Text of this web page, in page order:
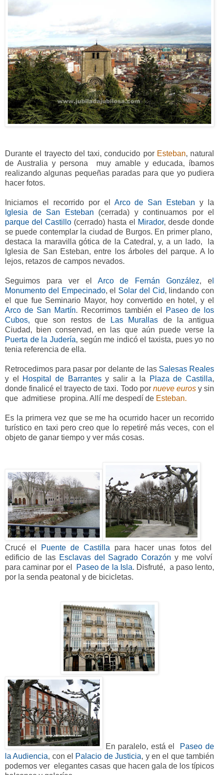
Durante el trayecto del taxi, conducido por Esteban, natural
de Australia y persona muy amable y educada, íbamos
realizando algunas pequeñas paradas para que yo pudiera
hacer fotos.
Iniciamos el recorrido por el Arco de San Esteban y
la
Iglesia de San Esteban (cerrada) y continuamos por el
parque del Castillo (cerrado) hasta el Mirador, desde donde
se puede contemplar la ciudad de Burgos. En primer plano,
destaca la maravilla gótica de la Catedral, y, a un lado, la
Iglesia de San Esteban, entre los árboles del parque. A lo
lejos, retazos de campos nevados.
Seguimos para ver el Arco de Fernán González, e
Monumento del Empecinado, el Solar del Cid, lindando con
el que fue Seminario Mayor, hoy convertido en hotel, y el
Arco de San Martín. Recorrimos también el
Paseo de los
Cubos,
que son restos deLas Murallas de la antigua
Ciudad, bien conservad, en las que aún puede verse la
Puerta de la Judería, según me indicó el taxista, pues yo no
tenia referencia de ella.
Retrocedimos para pasar por delante de las Salesas Reales
y el
Hospital de Barrantesy salir a la Plaza de Castilla,
donde finalicé el trayecto de taxi. Todo por nueve eurosy sin
que admitiese propina. Allí me despedí de Esteban.
Es la primera vez que se me ha ocurrido hacer un recorrido
turístico en taxi pero creo que lo repetiré más veces, con el
objeto de ganar tiempo y ver más cosas.
Crucé el Puente de Castilla para hacer unas fotos del
edificio de lasEsclavas del Sagrado Corazóny me volví
para caminar por el
Paseo de la Isla. Disfruté, a paso lento,
por la senda peatonal y de bicicletas.
En paralelo, está el Paseo de
la Audiencia, con el Palacio de Justicia, y en el que también
podemos ver elegantes casas que hacen gala de los típicos